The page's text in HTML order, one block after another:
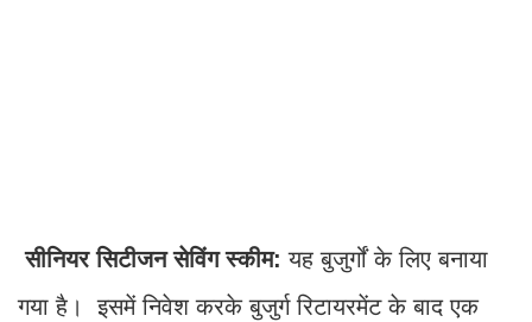
सीनियर सिटीजन सेविंग स्कीम: यह बुजुर्गों के लिए बनाया
गया है। इसमें निवेश करके बुजुर्ग रिटायरमेंट के बाद एक